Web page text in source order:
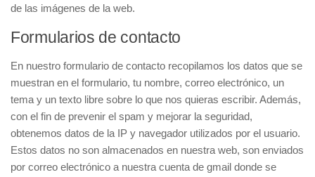
de las imágenes de la web.
Formularios de contacto
En nuestro formulario de contacto recopilamos los datos que se
muestran en el formulario, tu nombre, correo electrónico, un
tema y un texto libre sobre lo que nos quieras escribir. Además,
con el fin de prevenir el spam y mejorar la seguridad,
obtenemos datos de la IP y navegador utilizados por el usuario.
Estos datos no son almacenados en nuestra web, son enviados
por correo electrónico a nuestra cuenta de gmail donde se